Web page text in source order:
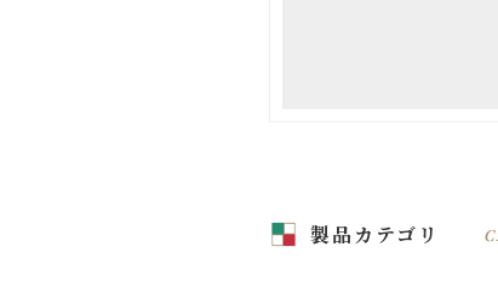
製品カテゴリ